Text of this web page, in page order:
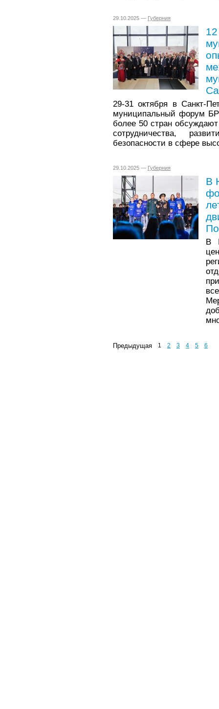
29.10.2025 — Губерния
29-31 октября в Санкт-
муниципальный форум
более 50 стран
сотрудничества,
безопасности в сфере
29.10.2025 — Губерния
В
В
Предыдущая 1 2 3 4 5 6